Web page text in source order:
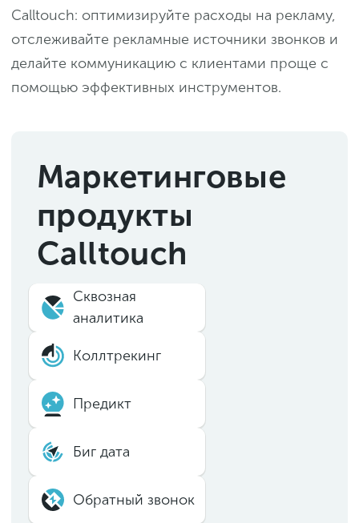
Calltouch: оптимизируйте расходы на рекламу,
отслеживайте рекламные источники звонков и
делайте коммуникацию с клиентами проще с
помощью эффективных инструментов.
Маркетинговые
продукты
Calltouch
Сквозная
аналитика
Коллтрекинг
Предикт
Биг дата
Обратный звонок